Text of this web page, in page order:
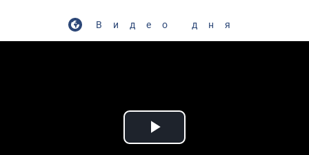
Видео дня
Play Video